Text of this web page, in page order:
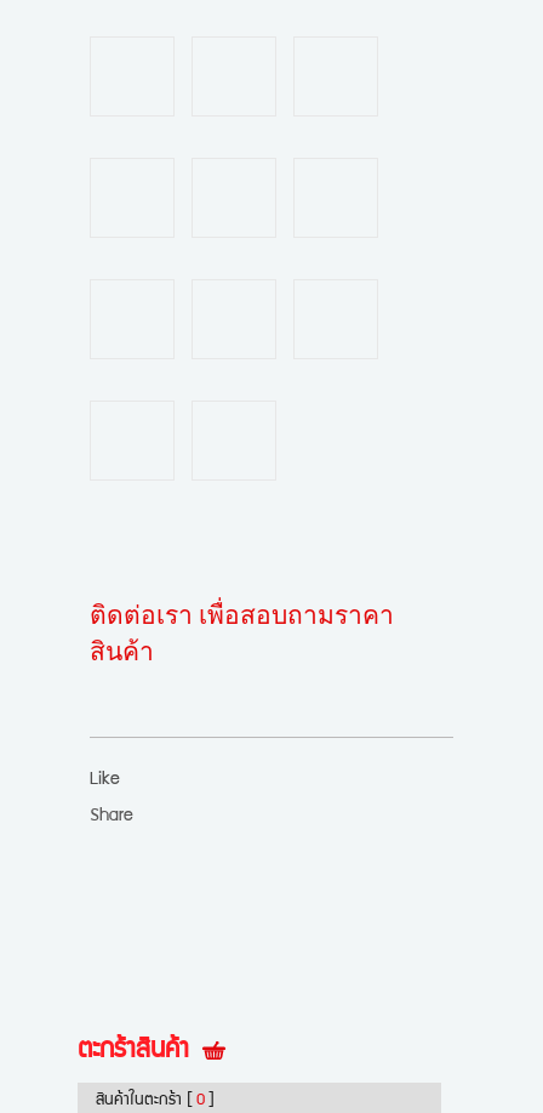
ติดต่อเรา เพื่อสอบถามราคา
สินค้า
Like
Share
ตะกร้าสินค้า
สินค้าในตะกร้า 0